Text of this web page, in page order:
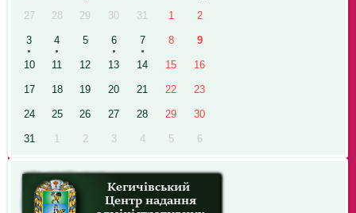
27
28 29 30 31 1 2
3 4 5 6 7 8 9
10 11 12 13 14 15 16
17 18 19 20 21 22 23
24 25 26 27 28 29 30
31 1 2 3 4 5 6